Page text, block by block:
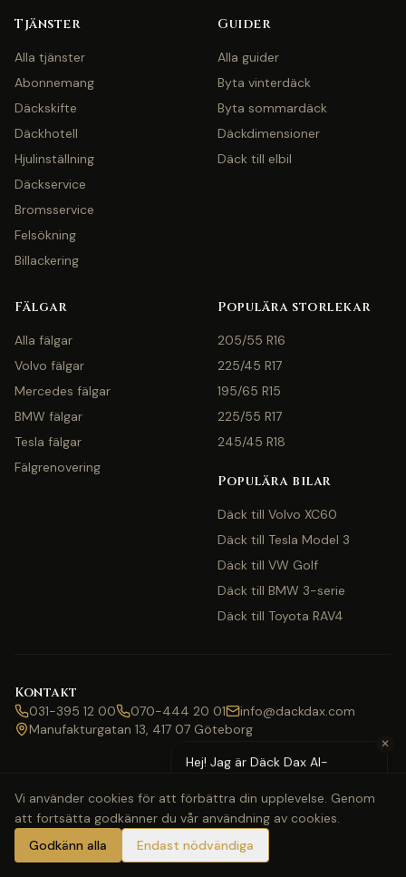
Tjänster
Alla tjänster
Abonnemang
Däckskifte
Däckhotell
Hjulinställning
Däckservice
Bromsservice
Felsökning
Billackering
Guider
Alla guider
Byta vinterdäck
Byta sommardäck
Däckdimensioner
Däck till elbil
Fälgar
Alla fälgar
Volvo fälgar
Mercedes fälgar
BMW fälgar
Tesla fälgar
Fälgrenovering
Populära storlekar
205/55 R16
225/45 R17
195/65 R15
225/55 R17
245/45 R18
Populära bilar
Däck till Volvo XC60
Däck till Tesla Model 3
Däck till VW Golf
Däck till BMW 3-serie
Däck till Toyota RAV4
Kontakt
031-395 12 00 070-444 20 01
info@dackdax.com
Manufakturgatan 13, 417 07 Göteborg
©2026Däck Dax. Alla rättigheter förbehållna.
WebbkartaKlarnaSwishVisaMastercard
✕
Hej! Jag är Däck Dax AI-
med pris eller bokning?
Vi använder cookies för att förbättra din upplevelse. Genom
att fortsätta godkänner du vår användning av cookies.
Godkänn alla
Endast nödvändiga